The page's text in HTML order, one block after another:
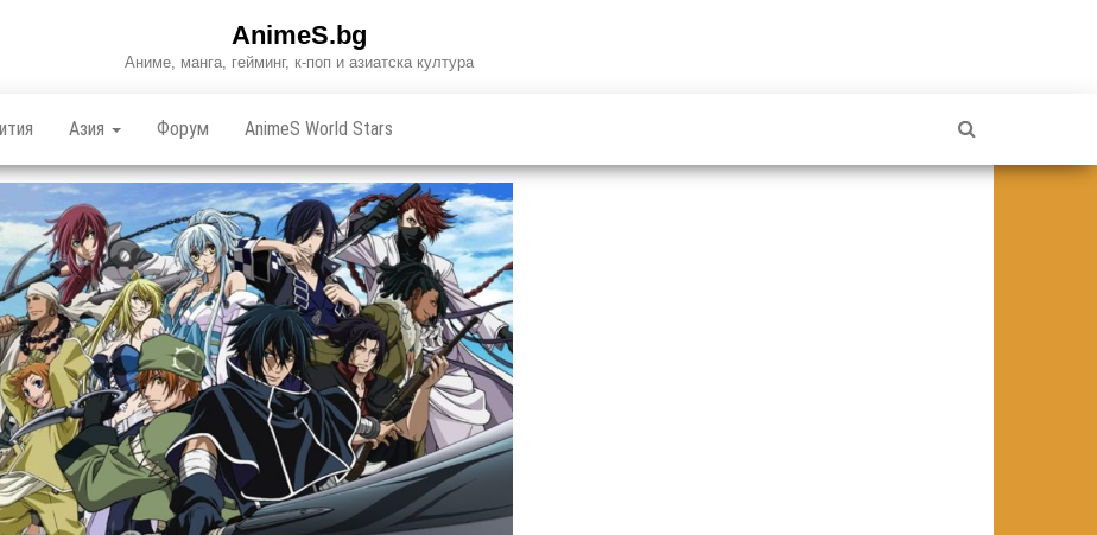
AnimeS.bg
Аниме, манга, гейминг, к-поп и азиатска култура
Азия Форум AnimeS World Stars